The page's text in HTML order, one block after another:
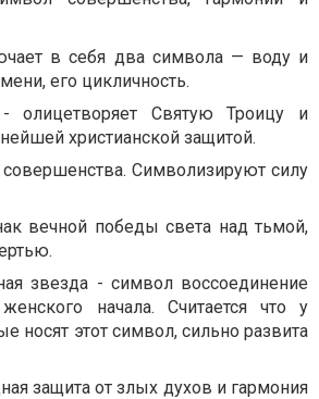
в себя два символа — воду и
его цикличность.
- олицетворяет Святую Троицу и
христианской защитой.
Символизируют силу
вечной победы света над тьмой,
звезда - символ воссоединение
начала. Считается что у
носят этот символ, сильно развита
защита от злых духов и гармония